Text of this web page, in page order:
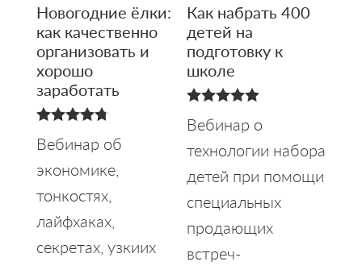
Новогодние ёлки:
как качественно
организовать и
хорошо
заработать
4.75
из 5
Вебинар об
экономике,
тонкостях,
лайфхаках,
секретах, узкиих
Как набрать 400
детей на
подготовку к
школе
5.00
из 5
Вебинар о
технологии набора
детей при помощи
специальных
продающих
встреч-